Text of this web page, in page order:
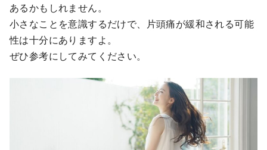
あるかもしれません。
小さなことを意識するだけで、片頭痛が緩和される可能
性は十分にありますよ。
ぜひ参考にしてみてください。